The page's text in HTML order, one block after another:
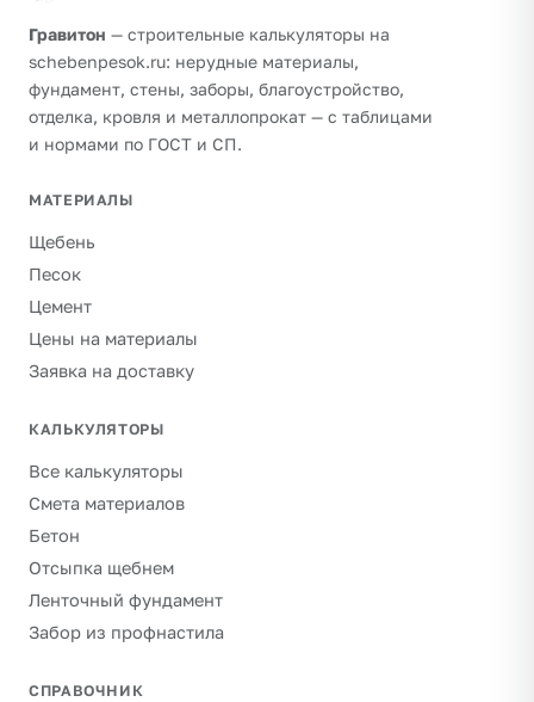
Гравитон — строительные калькуляторы на
schebenpesok.ru: нерудные материалы,
фундамент, стены, заборы, благоустройство,
отделка, кровля и металлопрокат — с таблицами
и нормами по ГОСТ и СП.
МАТЕРИАЛЫ
Щебень
Песок
Цемент
Цены на материалы
Заявка на доставку
КАЛЬКУЛЯТОРЫ
Все калькуляторы
Смета материалов
Бетон
Отсыпка щебнем
Ленточный фундамент
Забор из профнастила
СПРАВОЧНИК